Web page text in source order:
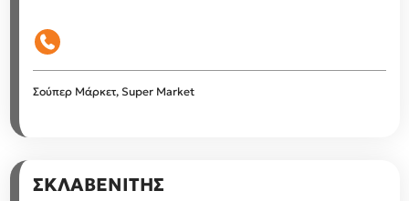
Σούπερ Μάρκετ, Super Market
ΣΚΛΑΒΕΝΙΤΗΣ